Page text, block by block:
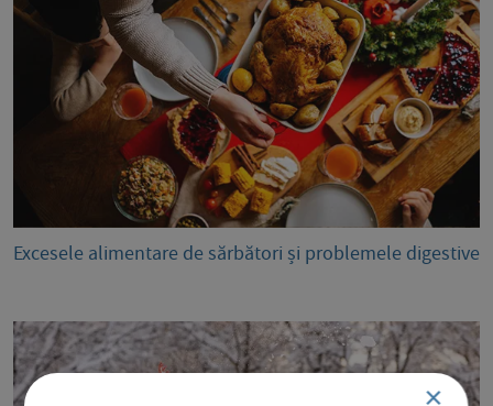
Excesele alimentare de sărbători și problemele digestive
×